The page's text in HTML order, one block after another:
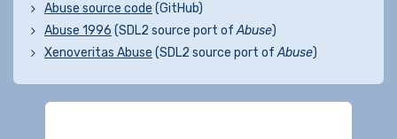
Abuse source code (GitHub)
Abuse 1996 (SDL2 source port ofAbuse)
Xenoveritas Abuse (SDL2 source port ofAbuse)